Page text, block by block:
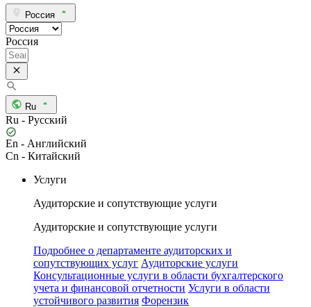
Россия
Россия
Ru
Ru - Русский
En - Английский
Cn - Китайский
Услуги
Аудиторские и сопутствующие услуги
Аудиторские и сопутствующие услуги
Подробнее о департаменте аудиторских и
сопутствующих услуг Аудиторские услуги
Консультационные услуги в области бухгалтерского
учета и финансовой отчетности Услуги в области
устойчивого развития Форензик